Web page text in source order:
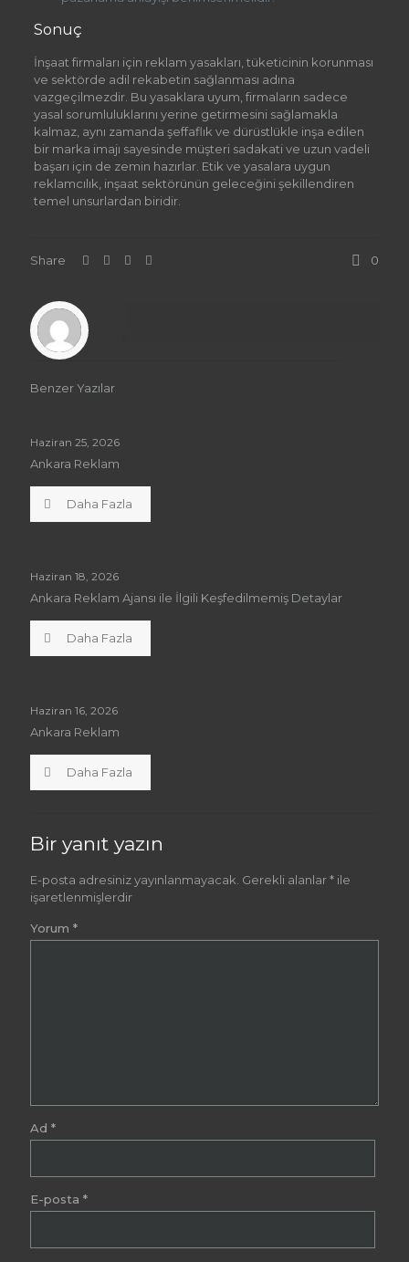
Sonuç
İnşaat firmaları için reklam yasakları, tüketicinin korunması
ve sektörde adil rekabetin sağlanması adına
vazgeçilmezdir. Bu yasaklara uyum, firmaların sadece
yasal sorumluluklarını yerine getirmesini sağlamakla
kalmaz, aynı zamanda şeffaflık ve dürüstlükle inşa edilen
bir marka imajı sayesinde müşteri sadakati ve uzun vadeli
başarı için de zemin hazırlar. Etik ve yasalara uygun
reklamcılık, inşaat sektörünün geleceğini şekillendiren
temel unsurlardan biridir.
Share 0
Benzer Yazılar
Haziran 25, 2026
Ankara Reklam
Daha Fazla
Haziran 18, 2026
Ankara Reklam Ajansı ile İlgili Keşfedilmemiş Detaylar
Daha Fazla
Haziran 16, 2026
Ankara Reklam
Daha Fazla
Bir yanıt yazın
E-posta adresiniz yayınlanmayacak. Gerekli alanlar* ile
işaretlenmişlerdir
Yorum *
Ad *
E-posta *